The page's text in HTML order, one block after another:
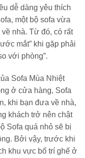
dễ dàng yêu thích
một bộ sofa vừa
nhà. Từ đó, có rất
mắt” khi gặp phải
với phòng”.
Sofa Mùa Nhiệt
ở cửa hàng, Sofa
khi bạn đưa về nhà,
khách trở nên chật
Sofa quá nhỏ sẽ bị
Bởi vậy, trước khi
khu vực bố trí ghế ở